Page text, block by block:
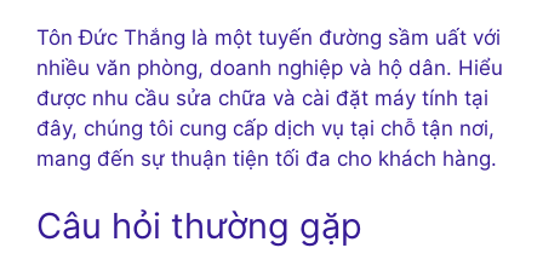
Tôn Đức Thắng là một tuyến đường sầm uất với
nhiều văn phòng, doanh nghiệp và hộ dân. Hiểu
được nhu cầu sửa chữa và cài đặt máy tính tại
đây, chúng tôi cung cấp dịch vụ tại chỗ tận nơi,
mang đến sự thuận tiện tối đa cho khách hàng.
Câu hỏi thường gặp